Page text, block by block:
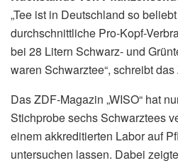
„Tee ist in Deutschland so
durchschnittliche Pro-Kopf-
bei 28 Litern Schwarz- und
waren Schwarztee“, schreibt
Das ZDF-Magazin „WISO“ hat
Stichprobe sechs Schwarztees
einem akkreditierten Labor auf
untersuchen lassen. Dabei